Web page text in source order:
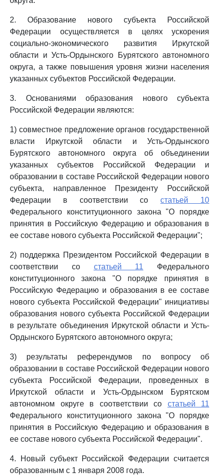
2. Образование нового субъекта Российской
Федерации осуществляется в целях ускорения
социально-экономического развития Иркутской
области и Усть-Ордынского Бурятского автономного
округа, а также повышения уровня жизни населения
указанных субъектов Российской Федерации.
3. Основаниями образования нового субъекта
Российской Федерации являются:
1) совместное предложение органов государственной
власти Иркутской области и Усть-Ордынского
Бурятского автономного округа об объединении
указанных субъектов Российской Федерации и
образовании в составе Российской Федерации нового
субъекта, направленное Президенту Российской
Федерации в соответствии состатьей 10
Федерального конституционного закона "О порядке
принятия в Российскую Федерацию и образования в
ее составе нового субъекта Российской Федерации";
2) поддержка Президентом Российской Федерации в
соответствии со статьей 11 Федерального
конституционного закона "О порядке принятия в
Российскую Федерацию и образования в ее составе
нового субъекта Российской Федерации" инициативы
образования нового субъекта Российской Федерации
в результате объединения Иркутской области и Усть-
Ордынского Бурятского автономного округа;
3) результаты референдумов по вопросу об
образовании в составе Российской Федерации нового
субъекта Российской Федерации, проведенных в
Иркутской области и Усть-Ордынском Бурятском
автономном округе в соответствии со статьей 11
Федерального конституционного закона "О порядке
принятия в Российскую Федерацию и образования в
ее составе нового субъекта Российской Федерации".
4. Новый субъект Российской Федерации считается
образованным с 1 января 2008 года.